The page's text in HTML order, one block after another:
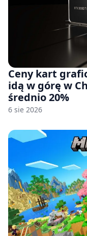
Ceny kart
idą w górę w
średnio 20%
6 sie 2026